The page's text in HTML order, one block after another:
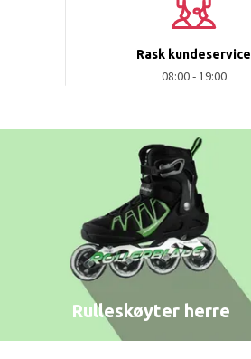
Rask kundeservice
08:00 - 19:00
Rulleskøyter herre